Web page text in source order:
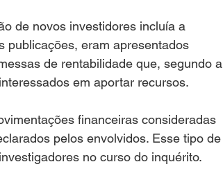
de novos investidores incluía a
publicações, eram apresentados
de rentabilidade que, segundo a
em aportar recursos.
financeiras consideradas
pelos envolvidos. Esse tipo de
no curso do inquérito.